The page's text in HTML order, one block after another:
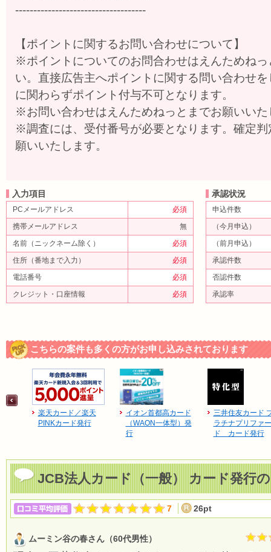
------------------------------------
【ポイントに関するお問い合わせについて】
※ポイントについてのお問合わせはえんためね
い。直接広告主へポイントに関する問い合わせ
に関わらずポイント付与不可となります。
※お問い合わせはえんためねっとまでお願いいた
※調査には、受付番号が必要となります。確定
願いいたします。
入力項目
PCメールアドレス
必須
携帯メールアドレス
無
名前（ニックネーム除く）
必須
住所（番地まで入力）
必須
電話番号
必須
クレジット・口座情報
必須
承認状況
申込件数
（今月申込）
（前月申込）
承認件数
否認件数
承認率
こちらの案件も多くの方がお申し込みされております
楽天カード／楽天
PINKカード発行
イオン首都高カード
（WAON一体型）発
行
三井住友カード
ラチナプリファー
ド カード発行
JCB法人カード（一般） カード発行
7 26pt
ムーミン谷の春さん（60代男性）